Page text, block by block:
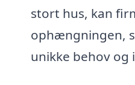
stort hus, kan
ophængningen,
unikke behov og